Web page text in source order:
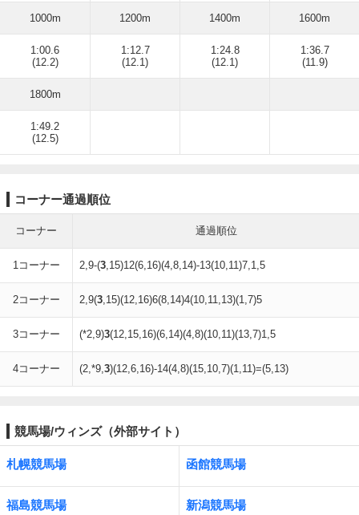
1000m 1200m 1400m 1600m
1:00.6
(12.2)
1:12.7
(12.1)
1:24.8
(12.1)
1:36.7
(11.9)
1800m
1:49.2
(12.5)
コーナー通過順位
コーナー 通過順位
1コーナー 2,9-(3,15)12(6,16)(4,8,14)-13(10,11)7,1,5
2コーナー 2,9(3,15)(12,16)6(8,14)4(10,11,13)(1,7)5
3コーナー (*2,9)3(12,15,16)(6,14)(4,8)(10,11)(13,7)1,5
4コーナー (2,*9,3)(12,6,16)-14(4,8)(15,10,7)(1,11)=(5,13)
競馬場/ウィンズ（外部サイト）
札幌競馬場 函館競馬場
福島競馬場 新潟競馬場